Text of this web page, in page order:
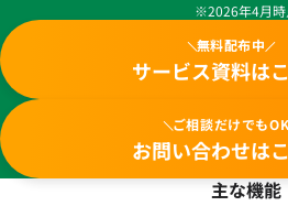
※2026年4月時
無料配布中
サービス資料は
ご相談だけでもOK
お問い合わせは
主な機能